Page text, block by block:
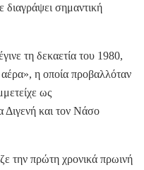
διαγράψει σημαντική
τη δεκαετία του 1980,
η οποία προβαλλόταν
ως
Διγενή και τον Νάσο
την πρώτη χρονικά πρωινή